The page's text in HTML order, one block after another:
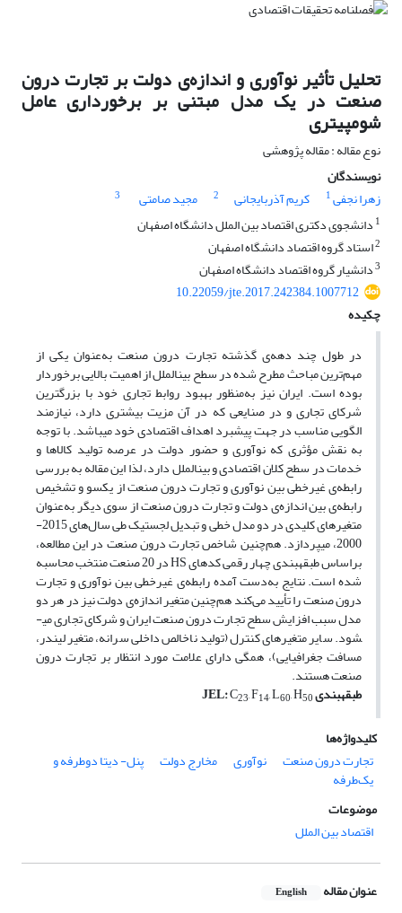
تحلیل تأثیر نوآوری و اندازه‌ی دولت بر تجارت درون
صنعت در یک مدل مبتنی بر برخورداری عامل
شومپیتری
نوع مقاله : مقاله پژوهشی
نویسندگان
زهرا نجفی1 کریم آذربایجانی 2 مجید صامتی
3
1 دانشجوی دکتری اقتصاد بین الملل دانشگاه اصفهان
2استاد گروه اقتصاد دانشگاه اصفهان
3دانشیار گروه اقتصاد دانشگاه اصفهان
10.22059/jte.2017.242384.1007712
چکیده
در طول چند دهه‌ی گذشته تجارت درون صنعت به‌عنوان یکی از
مهم‌ترین مباحث مطرح شده در سطح ­بین­الملل از اهمیت بالایی برخوردار
بوده است. ایران نیز به‌منظور بهبود روابط تجاری خود با بزرگ­ترین
شرکای تجاری و در صنایعی که در آن مزیت بیشتری دارد، نیازمند
الگویی مناسب در جهت پیشبرد اهداف اقتصادی خود می­باشد. با توجه
به نقش مؤثری که نوآوری و حضور دولت در عرصه تولید کالاها و
خدمات در سطح کلان اقتصادی و بین­الملل دارد، لذا این مقاله به بررسی
رابطه‌ی غیرخطی بین نوآوری و تجارت درون صنعت از یک­سو و تشخیص
رابطه‌ی بین اندازه‌ی دولت و تجارت درون صنعت از سوی دیگر به‌عنوان
متغیرهای کلیدی در دو مدل خطی و تبدیل لجستیک طی سال‌های 2015-
2000، می­پردازد. هم‌چنین شاخص تجارت درون صنعت در این مطالعه،
براساس طبقه­بندی چهار رقمی کدهای HS در 20 صنعت منتخب محاسبه
شده است. نتایج به‌دست آمده رابطه‌ی غیرخطی بین نوآوری و تجارت
درون صنعت را تأیید می‌کند هم‌چنین متغیر اندازه‌ی دولت نیز در هر دو
مدل سبب افزایش سطح تجارت درون صنعت ایران و شرکای تجاری می­
شود. سایر متغیرهای کنترل (تولید ناخالص داخلی سرانه، متغیر لیندر،
مسافت جغرافیایی)­، همگی دارای علامت مورد انتظار بر تجارت درون
صنعت هستند.
طبقه­بندی JEL:C23, F14, L60, H50
کلیدواژه‌ها
تجارت درون صنعت
نوآوری مخارج دولت پنل- دیتا دوطرفه و
یک‌طرفه
موضوعات
اقتصاد بین الملل
عنوان مقاله English